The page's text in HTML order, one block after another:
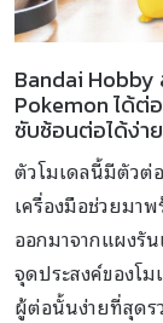
Bandai Hobby
Pokemon ได้ต่
ซับซ้อนต่อได้ง่า
ตัวโมเดลนี้มีตัวต่
เครื่องมือช่วยมา
ออกมาจากแผงรั
จุดประสงค์ของโ
ผู้ต่อนั้นง่ายที่สุดร